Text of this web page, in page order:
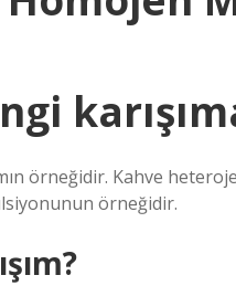
örneğidir. Kahve
örneğidir.